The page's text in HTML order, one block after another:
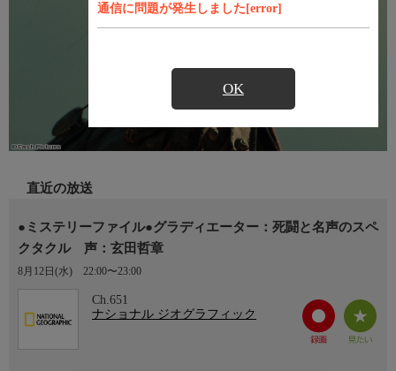
通信に問題が発生しました[error]
OK
直近の放送
●ミステリーファイル●グラディエーター：死闘と名声のスペ
クタクル 声：玄田哲章
8月12日(水) 22:00〜23:00
Ch.651
ナショナル ジオグラフィック